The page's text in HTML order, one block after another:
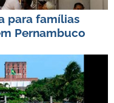
para famílias
Pernambuco